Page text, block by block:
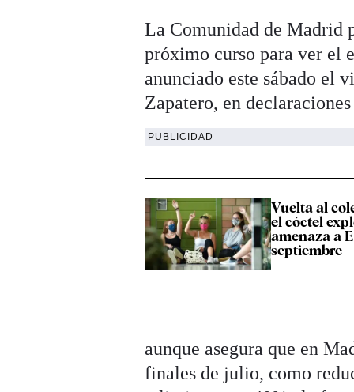
La Comunidad de Madrid
próximo curso para ver el
anunciado este sábado el
Zapatero, en
PUBLICIDAD
Vuelta al
el cóctel
amenaza a
septiembre
aunque asegura que en
finales de julio, como